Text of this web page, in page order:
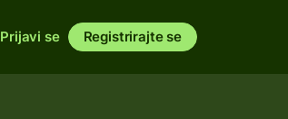
Prijavi se Registrirajte se